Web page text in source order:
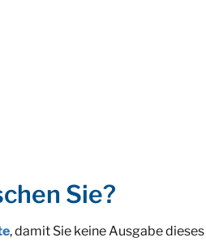
Sie?
, damit Sie keine Ausgabe